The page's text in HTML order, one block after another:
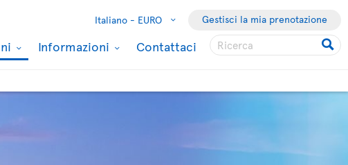
Italiano - EURO Gestisci la mia prenotazione
Informazioni Contattaci